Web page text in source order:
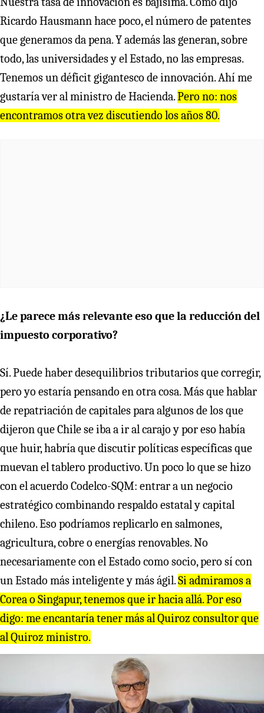
Ricardo Hausmann hace poco, el número de patentes
que generamos da pena. Y además las generan, sobre
todo, las universidades y el Estado, no las empresas.
Tenemos un déficit gigantesco de innovación. Ahí me
gustaría ver al ministro de Hacienda.Pero no: nos
encontramos otra vez discutiendo los años 80.
¿Le parece más relevante eso que la reducción del
impuesto corporativo?
Sí. Puede haber desequilibrios tributarios que corregir,
pero yo estaría pensando en otra cosa. Más que hablar
de repatriación de capitales para algunos de los que
dijeron que Chile se iba a ir al carajo y por eso había
que huir, habría que discutir políticas específicas que
muevan el tablero productivo. Un poco lo que se hizo
con el acuerdo Codelco-SQM: entrar a un negocio
estratégico combinando respaldo estatal y capital
chileno. Eso podríamos replicarlo en salmones,
agricultura, cobre o energías renovables. No
necesariamente con el Estado como socio, pero sí con
un Estado más inteligente y más ágil.Si admiramos a
Corea o Singapur, tenemos que ir hacia allá. Por eso
digo: me encantaría tener más al Quiroz consultor que
al Quiroz ministro.